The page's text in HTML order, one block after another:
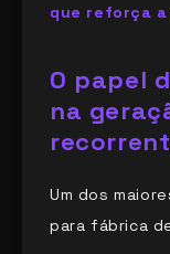
que reforça
O papel
na
Um dos
para fábrica